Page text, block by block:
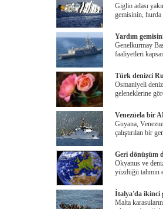
Giglio adası
gemisinin,
Yardım
Genelkurmay
faaliyetleri
Türk denizci
Osmaniyeli
geleneklerine
Venezüela bir
Guyana,
çalıştırılan bir
Geri dönüşüm
Okyanus ve
yüzdüğü
İtalya'da ikinci
Malta